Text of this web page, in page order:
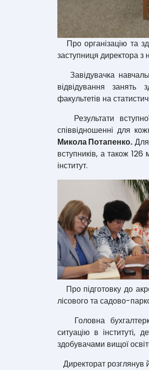
Про організацію та
заступниця директора з
Завідувачка
відвідування занять
факультетів на
Результати
співвідношенні для
Микола Потапенко.
вступників, а також
інститут.
Про підготовку до
лісового та садово-
Головна
ситуацію в інституті,
здобувачами вищої
Директорат розглянув